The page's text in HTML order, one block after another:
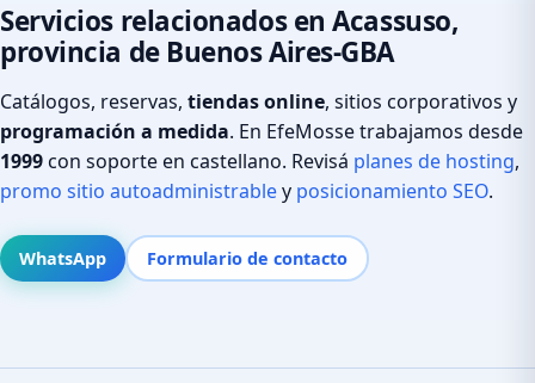
Servicios relacionados en Acassuso,
provincia de Buenos Aires-GBA
Catálogos, reservas, tiendas online, sitios corporativos y
programación a medida. En EfeMosse trabajamos desde
1999con soporte en castellano. Revisá planes de hosting,
promo sitio autoadministrabley posicionamiento SEO.
WhatsApp Formulario de contacto